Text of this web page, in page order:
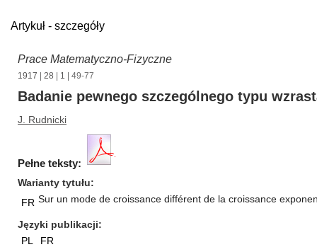
Artykuł - szczegóły
Prace Matematyczno-Fizyczne
1917 28 1 | 49-77
Badanie pewnego szczególnego typu
J. Rudnicki
Pełne teksty:
Warianty tytułu
FR Sur un mode de croissance différent de la croissance
Języki publikacji
PL
FR